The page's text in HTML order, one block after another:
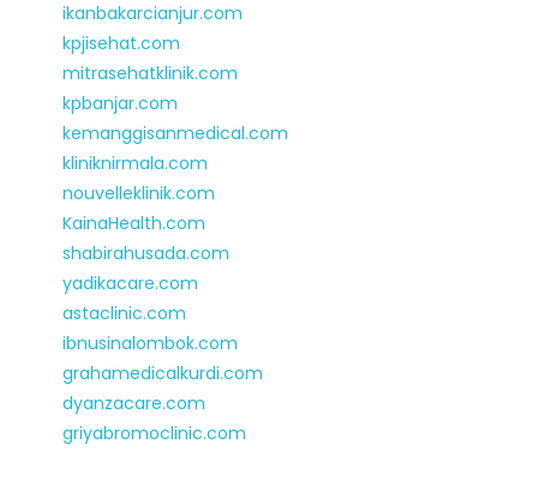
ikanbakarcianjur.com
kpjisehat.com
mitrasehatklinik.com
kpbanjar.com
kemanggisanmedical.com
kliniknirmala.com
nouvelleklinik.com
KainaHealth.com
shabirahusada.com
yadikacare.com
astaclinic.com
ibnusinalombok.com
grahamedicalkurdi.com
dyanzacare.com
griyabromoclinic.com